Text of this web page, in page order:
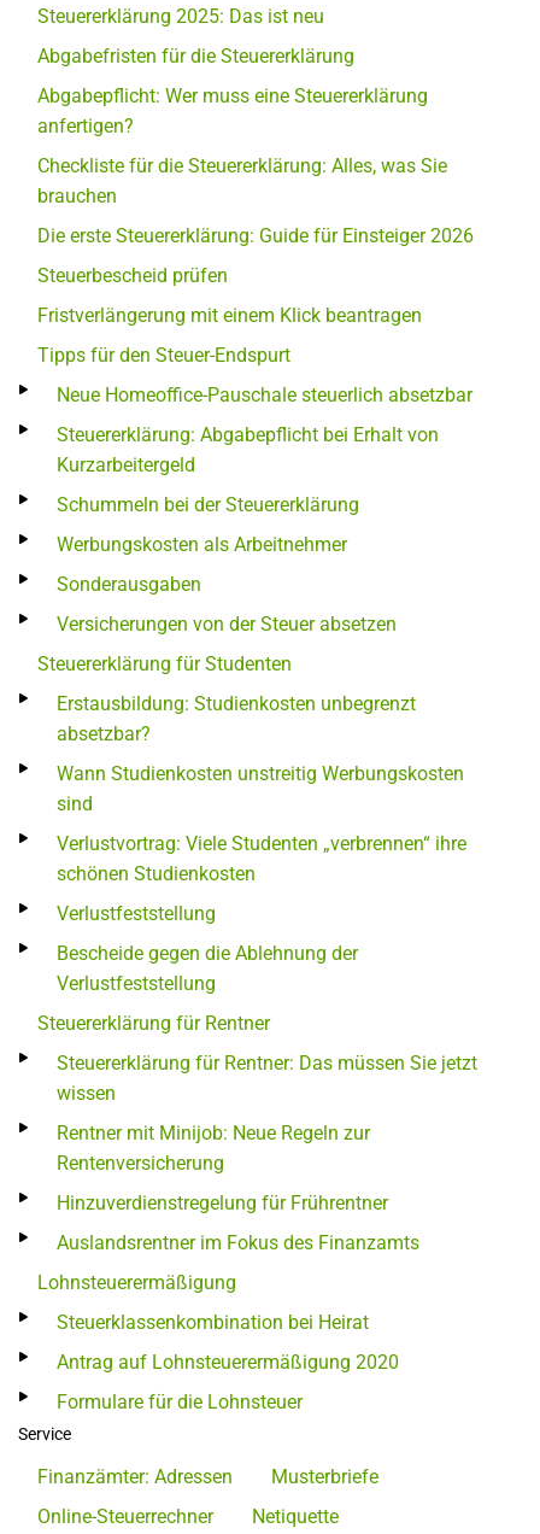
Steuererklärung 2025: Das ist neu
Abgabefristen für die Steuererklärung
Abgabepflicht: Wer muss eine Steuererklärung
anfertigen?
Checkliste für die Steuererklärung: Alles, was Sie
brauchen
Die erste Steuererklärung: Guide für Einsteiger 2026
Steuerbescheid prüfen
Fristverlängerung mit einem Klick beantragen
Tipps für den Steuer-Endspurt
Neue Homeoffice-Pauschale steuerlich absetzbar
Steuererklärung: Abgabepflicht bei Erhalt von
Kurzarbeitergeld
Schummeln bei der Steuererklärung
Werbungskosten als Arbeitnehmer
Sonderausgaben
Versicherungen von der Steuer absetzen
Steuererklärung für Studenten
Erstausbildung: Studienkosten unbegrenzt
absetzbar?
Wann Studienkosten unstreitig Werbungskosten
sind
Verlustvortrag: Viele Studenten „verbrennen“ ihre
schönen Studienkosten
Verlustfeststellung
Bescheide gegen die Ablehnung der
Verlustfeststellung
Steuererklärung für Rentner
Steuererklärung für Rentner: Das müssen Sie jetzt
wissen
Rentner mit Minijob: Neue Regeln zur
Rentenversicherung
Hinzuverdienstregelung für Frührentner
Auslandsrentner im Fokus des Finanzamts
Lohnsteuerermäßigung
Steuerklassenkombination bei Heirat
Antrag auf Lohnsteuerermäßigung 2020
Formulare für die Lohnsteuer
Service
Finanzämter: Adressen
Musterbriefe
Online-Steuerrechner
Netiquette